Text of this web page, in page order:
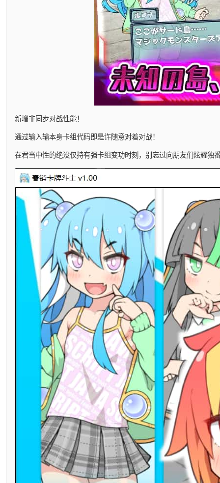
新增非同步对战性能！
通过输入输本身卡组代码即是许随意对着对战！
在君当中性的绝没仅持有强卡组变功时刻，别忘过向朋友们炫耀独